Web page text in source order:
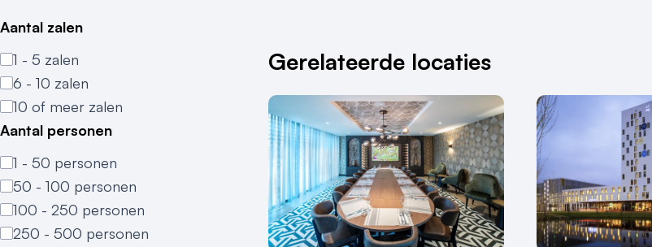
Aantal zalen
1 - 5 zalen
6 - 10 zalen
10 of meer zalen
Aantal personen
1 - 50 personen
50 - 100 personen
100 - 250 personen
250 - 500 personen
Gerelateerde locaties